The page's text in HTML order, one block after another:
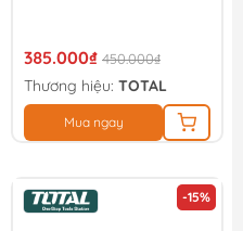
385.000₫ 450.000₫
Thương hiệu: TOTAL
Mua ngay
-15%